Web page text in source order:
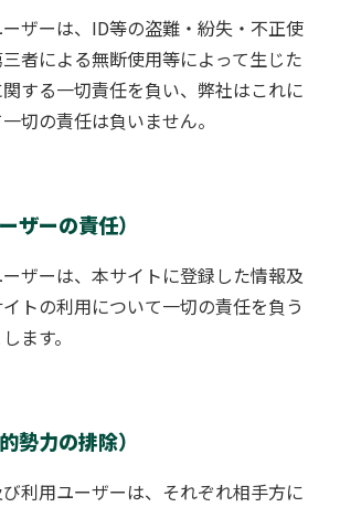
ザーは、ID等の盗難・紛失・不正使
者による無断使用等によって生じた
する一切責任を負い、弊社はこれに
切の責任は負いません。
ザーの責任）
ザーは、本サイトに登録した情報及
トの利用について一切の責任を負う
ます。
勢力の排除）
利用ユーザーは、それぞれ相手方に